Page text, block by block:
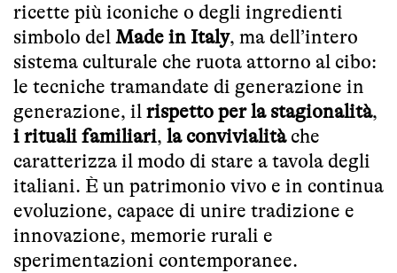
ricette più iconiche o degli ingredienti
simbolo del Made in Italy, ma dell’intero
sistema culturale che ruota attorno al cibo:
le tecniche tramandate di generazione in
generazione, il rispetto per la stagionalità,
i rituali familiari, la convivialitàche
caratterizza il modo di stare a tavola degli
italiani. È un patrimonio vivo e in continua
evoluzione, capace di unire tradizione e
innovazione, memorie rurali e
sperimentazioni contemporanee.